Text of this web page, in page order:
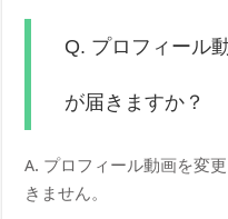
Q. プロフィール
が届きますか？
A. プロフィール動画を変
きません。